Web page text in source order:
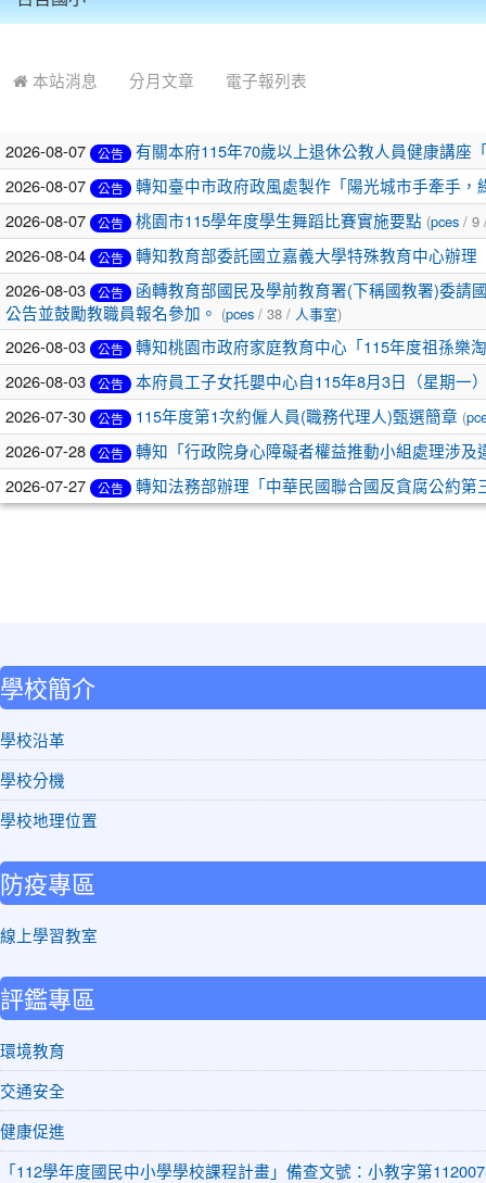
本站消息 分月文章 電子報列表
2026-08-07 公告
有關本府115年70歲以上退休公教人員健康講座
2026-08-07
公告
轉知臺中市政府政風處製作「陽光城市手牽手
2026-08-07
公告 桃園市115學年度學生舞蹈比賽實施要點 (pces /
2026-08-04 公告
轉知教育部委託國立嘉義大學特殊教育中心辦
2026-08-03
公告
函轉教育部國民及學前教育署(下稱國教署)委請
公告並鼓勵教職員報名參加。 (pces / 38 / 人事室)
2026-08-03 公告
轉知桃園市政府家庭教育中心「115年度祖孫樂
2026-08-03
公告
本府員工子女托嬰中心自115年8月3日（星期一
2026-07-30
公告 115年度第1次約僱人員(職務代理人)甄選簡章 (
2026-07-28 公告
轉知「行政院身心障礙者權益推動小組處理涉
2026-07-27
公告 轉知法務部辦理「中華民國聯合國反貪腐公約
學校簡介
學校沿革
學校分機
學校地理位置
防疫專區
線上學習教室
評鑑專區
環境教育
交通安全
健康促進
「112學年度國民中小學學校課程計畫」備查文號：小教字第